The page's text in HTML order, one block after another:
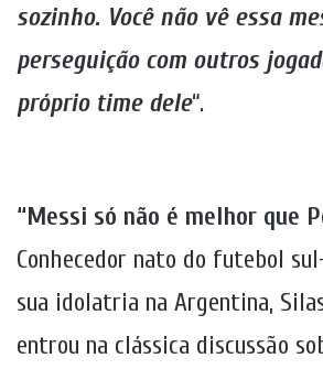
sozinho. Você não vê essa
perseguição com outros
próprio time dele“.
“Messi só não é melhor que
Conhecedor nato do futebol
sua idolatria na Argentina,
entrou na clássica discussão